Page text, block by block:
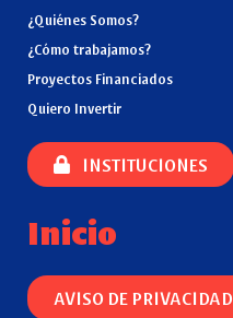
¿Quiénes Somos?
¿Cómo trabajamos?
Proyectos Financiados
Quiero Invertir
INSTITUCIONES
Inicio
AVISO DE PRIVACIDAD